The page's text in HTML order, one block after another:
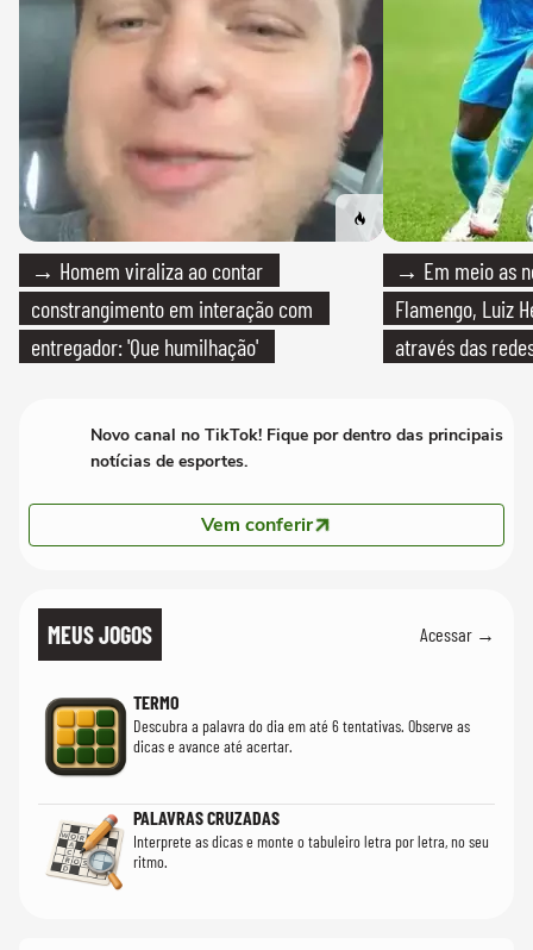
→ Homem viraliza ao contar
constrangimento em interação com
entregador: 'Que humilhação'
→ Em meio as
Flamengo, Luiz
através das
Novo canal no TikTok! Fique por dentro das principais
notícias de esportes.
Vem conferir
MEUS JOGOS Acessar →
TERMO
Descubra a palavra do dia em até 6 tentativas. Observe as
dicas e avance até acertar.
PALAVRAS CRUZADAS
Interprete as dicas e monte o tabuleiro letra por letra, no seu
ritmo.